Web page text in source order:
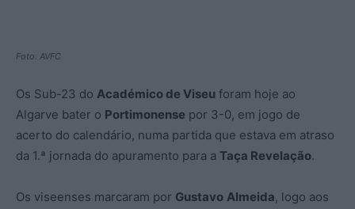
Foto: AVFC
Os Sub-23 do Académico de Viseu foram hoje ao
Algarve bater o Portimonense por 3-0, em jogo de
acerto do calendário, numa partida que estava em atraso
da 1.ª jornada do apuramento para a Taça Revelação.
Os viseenses marcaram por Gustavo Almeida, logo aos